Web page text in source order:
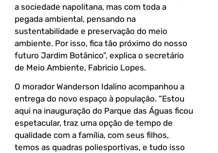
a sociedade napolitana, mas com toda a
pegada ambiental, pensando na
sustentabilidade e preservação do meio
ambiente. Por isso, fica tão próximo do nosso
futuro Jardim Botânico”, explica o secretário
de Meio Ambiente, Fabricio Lopes.
O morador Wanderson Idalino acompanhou a
entrega do novo espaço à população. “Estou
aqui na inauguração do Parque das Águas ficou
espetacular, traz uma opção de tempo de
qualidade com a família, com seus filhos,
temos as quadras poliesportivas, e tudo isso